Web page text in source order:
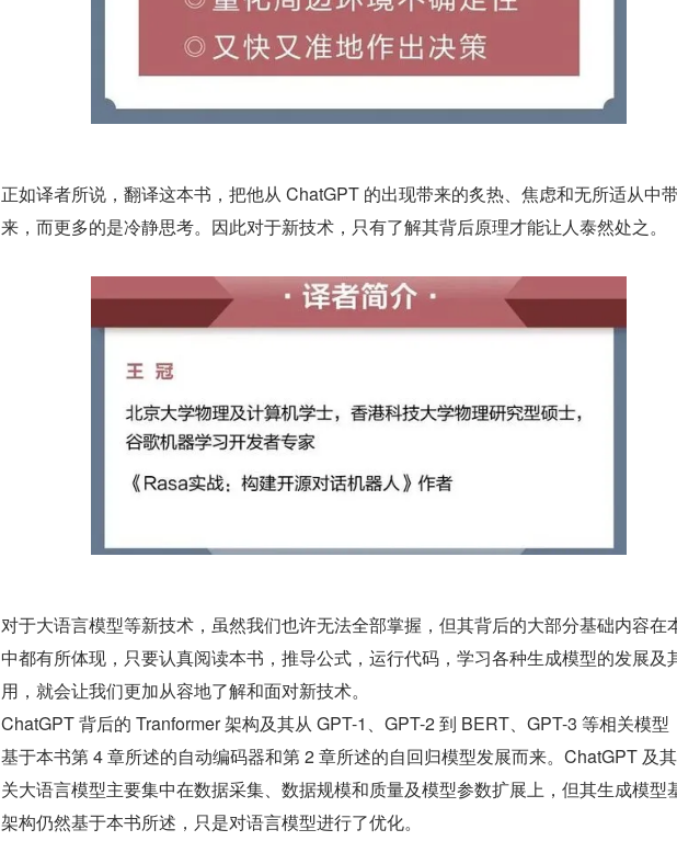
正如译者所说，翻译这本书，把他从 ChatGPT 的出现带来的炙热、焦虑和无所适从中
来，而更多的是冷静思考。因此对于新技术，只有了解其背后原理才能让人泰然处之。
对于大语言模型等新技术，虽然我们也许无法全部掌握，但其背后的大部分基础内容在
中都有所体现，只要认真阅读本书，推导公式，运行代码，学习各种生成模型的发展及
用，就会让我们更加从容地了解和面对新技术。
ChatGPT 背后的 Tranformer 架构及其从 GPT-1、GPT-2 到 BERT、GPT-3 等相关模型
基于本书第 4 章所述的自动编码器和第 2 章所述的自回归模型发展而来。ChatGPT 及
关大语言模型主要集中在数据采集、数据规模和质量及模型参数扩展上，但其生成模型
架构仍然基于本书所述，只是对语言模型进行了优化。